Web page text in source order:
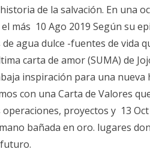
de la salvación. En una
más 10 Ago 2019 Según su
agua dulce -fuentes de vida
carta de amor (SUMA) de
inspiración para una nueva
con una Carta de Valores
proyectos y 13
bañada en oro. lugares